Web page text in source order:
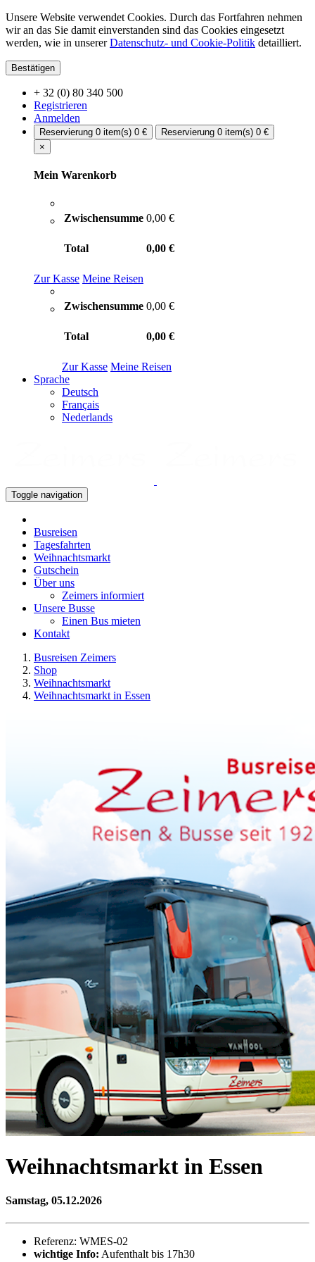
Unsere Website verwendet Cookies. Durch das Fortfahren nehmen
wir an das Sie damit einverstanden sind das Cookies eingesetzt
werden, wie in unsererDatenschutz- und Cookie-Politik detailliert.
Bestätigen
+ 32 (0) 80 340 500
Registrieren
Anmelden
Reservierung 0 item(s) 0 € Reservierung 0 item(s) 0 €
×
Mein Warenkorb
Zwischensumme 0,00 €
Total 0,00 €
Zur Kasse Meine Reisen
Zwischensumme 0,00 €
Total 0,00 €
Zur Kasse Meine Reisen
Sprache
Deutsch
Français
Nederlands
Toggle navigation
Busreisen
Tagesfahrten
Weihnachtsmarkt
Gutschein
Über uns
Zeimers informiert
Unsere Busse
Einen Bus mieten
Kontakt
Busreisen Zeimers
Shop
Weihnachtsmarkt
Weihnachtsmarkt in Essen
Weihnachtsmarkt in Essen
Samstag, 05.12.2026
Referenz: WMES-02
wichtige Info: Aufenthalt bis 17h30